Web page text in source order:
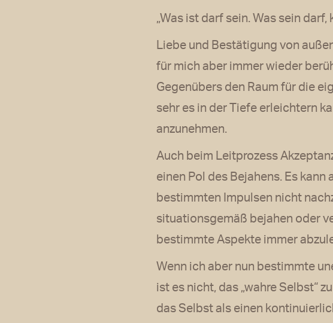
„Was ist darf sein. Was sein
Liebe und Bestätigung von
für mich aber immer wieder
Gegenübers den Raum für die
sehr es in der Tiefe erleichtern
anzunehmen.
Auch beim Leitprozess
einen Pol des Bejahens. Es
bestimmten Impulsen nicht
situationsgemäß bejahen oder
bestimmte Aspekte immer
Wenn ich aber nun bestimmte
ist es nicht, das „wahre Selbst“
das Selbst als einen